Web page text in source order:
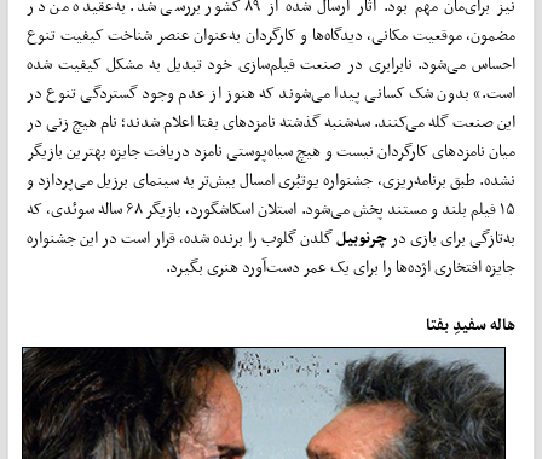
مضمون، موقعیت مکانی، دیدگاه‌ها و کارگردان به‌عنوان عنصر شناخت کیفیت تنوع
احساس می‌شود. نابرابری در صنعت فیلم‌سازی خود تبدیل به مشکل کیفیت شده
است.» بدون شک کسانی پیدا می‌شوند که هنوز از عدم وجود گستردگی تنوع در
این صنعت گله می‌کنند. سه‌شنبه گذشته نامزدهای بفتا اعلام شدند؛ نام هیچ زنی در
میان نامزدهای کارگردان نیست و هیچ سیاه‌پوستی نامزد دریافت جایزه بهترین بازیگر
نشده. طبق برنامه‌ریزی، جشنواره یوتبُری امسال بیش‌تر به سینمای برزیل می‌پردازد و
۱۵ فیلم بلند و مستند پخش می‌شود. استلان اسکاشگورد، بازیگر ۶۸ ساله سوئدی، که
به‌تازگی برای بازی در چرنوبیلگلدن گلوب را برنده شده، قرار است در این جشنواره
جایزه افتخاری اژده‌ها را برای یک عمر دست‌آورد هنری بگیرد.
هاله سفیدِ بفتا